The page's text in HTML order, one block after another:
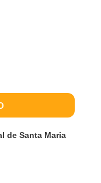
de Santa Maria